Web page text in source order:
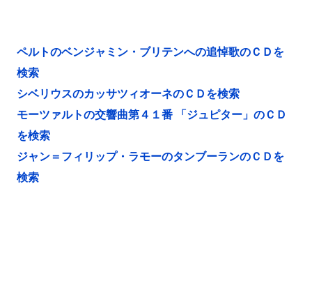
ペルトのベンジャミン・ブリテンへの追悼歌のＣＤを
検索
シベリウスのカッサツィオーネのＣＤを検索
モーツァルトの交響曲第４１番 「ジュピター」のＣＤ
を検索
ジャン＝フィリップ・ラモーのタンブーランのＣＤを
検索